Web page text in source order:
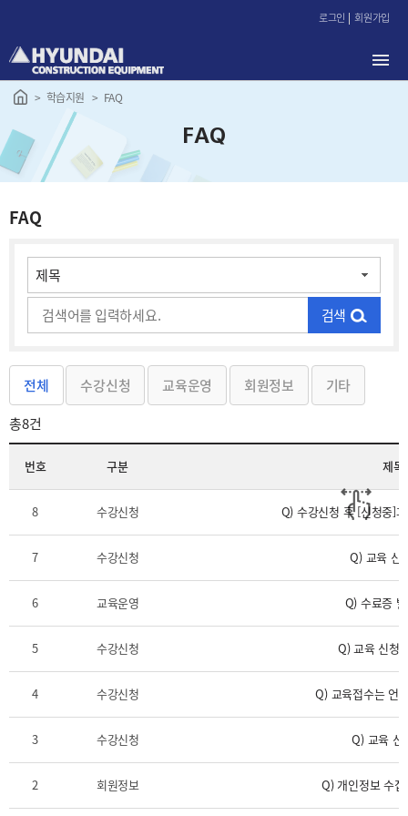
로
가
로그인 회원가입
학습지원 FAQ
FAQ
FAQ
검색
전체 수강신청 교육운영 회원정보
기타
총8건
번호 구분 제목
8 수강신청 Q) 수강신청 후 [신청중]
7 수강신청 Q) 교육 신
6 교육운영 Q) 수료증
5 수강신청 Q) 교육 신청
4 수강신청 Q) 교육접수는 언
3 수강신청 Q) 교육 신
2 회원정보 Q) 개인정보 수